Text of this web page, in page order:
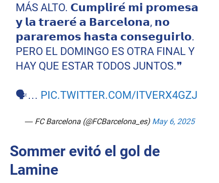
MÁS ALTO. 𝗖𝘂𝗺𝗽𝗹𝗶𝗿𝗲́ 𝗺𝗶 𝗽𝗿𝗼𝗺𝗲𝘀𝗮
𝘆 𝗹𝗮 𝘁𝗿𝗮𝗲𝗿𝗲́ 𝗮 𝗕𝗮𝗿𝗰𝗲𝗹𝗼𝗻𝗮, 𝗻𝗼
𝗽𝗮𝗿𝗮𝗿𝗲𝗺𝗼𝘀 𝗵𝗮𝘀𝘁𝗮 𝗰𝗼𝗻𝘀𝗲𝗴𝘂𝗶𝗿𝗹𝗼.
PERO EL DOMINGO ES OTRA FINAL Y
HAY QUE ESTAR TODOS JUNTOS.❞
🗣️… PIC.TWITTER.COM/ITVERX4GZJ
— FC Barcelona (@FCBarcelona_es) May 6, 2025
Sommer evitó el gol de
Lamine